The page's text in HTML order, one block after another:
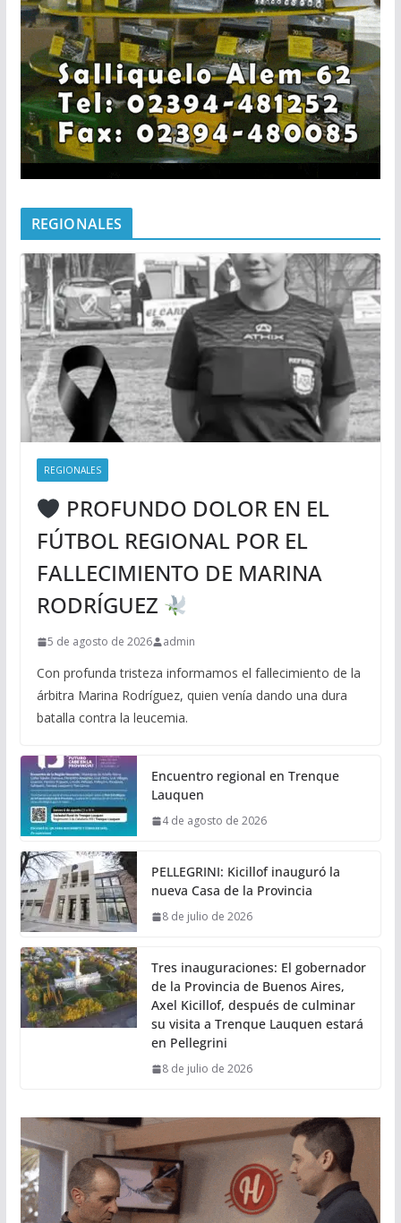
REGIONALES
REGIONALES
PROFUNDO DOLOR EN EL
FÚTBOL REGIONAL POR EL
FALLECIMIENTO DE MARINA
RODRÍGUEZ
5 de agosto de 2026 admin
Con profunda tristeza informamos el fallecimiento de la
árbitra Marina Rodríguez, quien venía dando una dura
batalla contra la leucemia.
Encuentro regional en Trenque
Lauquen
4 de agosto de 2026
PELLEGRINI: Kicillof inauguró la
nueva Casa de la Provincia
8 de julio de 2026
Tres inauguraciones: El gobernador
de la Provincia de Buenos Aires,
Axel Kicillof, después de culminar
su visita a Trenque Lauquen estará
en Pellegrini
8 de julio de 2026